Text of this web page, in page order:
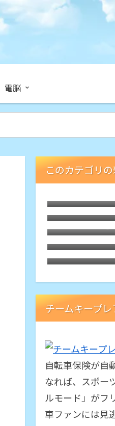
電脳
このカテゴリ
クマも出る山
Bluetoothヘ
MTBで山麓道
MTB・LGS-
シングル化
GPSサイコン
10E」を実走
チームキープレ
自転車保険が自
なれば、スポー
ルモード」がフ
車ファンには見